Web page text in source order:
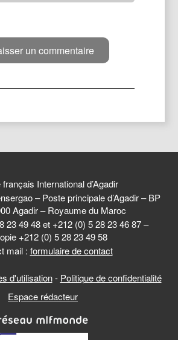
International d’Agadir
– Poste principale d’Agadir – BP
Agadir – Royaume du Maroc
23 49 48 et +212 (0) 5 28 23 46 87 –
+212 (0) 5 28 23 49 58
mail : formulaire de contact
d'utilisation- Politique de confidentialité
Espace rédacteur